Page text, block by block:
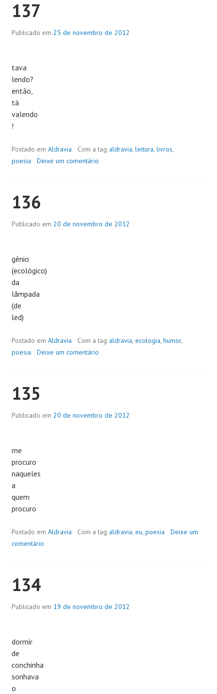
137
Publicado em 25 de novembro de 2012
tava
lendo?
então,
tá
valendo
!
Postado em Aldravia Com a tag aldravia, leitura, livros,
poesia
Deixe um comentário
136
Publicado em 20 de novembro de 2012
gênio
(ecológico)
da
lâmpada
(de
led)
Postado em Aldravia Com a tag aldravia, ecologia, humor,
poesia
Deixe um comentário
135
Publicado em 20 de novembro de 2012
me
procuro
naqueles
a
quem
procuro
Postado em Aldravia Com a tag aldravia, eu, poesia
Deixe um
comentário
134
Publicado em 19 de novembro de 2012
dormir
de
conchinha
sonhava
o